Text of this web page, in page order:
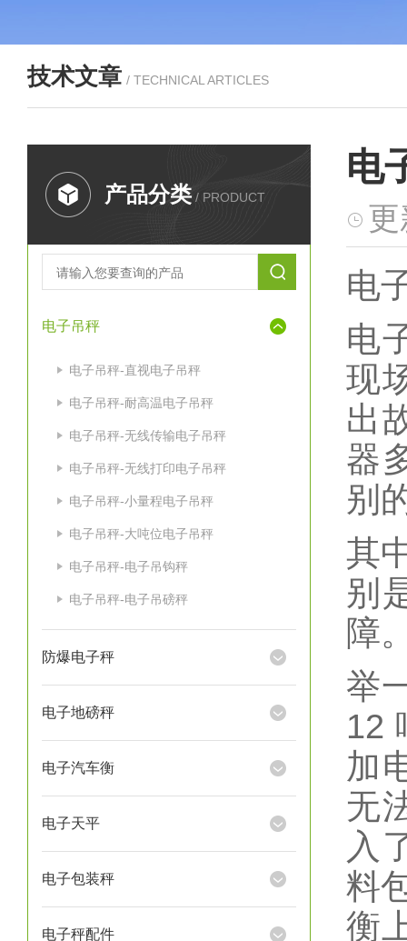
技术文章 / TECHNICAL ARTICLES
产品分类 / PRODUCT
电子吊秤
电子吊秤-直视电子吊秤
电子吊秤-耐高温电子吊秤
电子吊秤-无线传输电子吊秤
电子吊秤-无线打印电子吊秤
电子吊秤-小量程电子吊秤
电子吊秤-大吨位电子吊秤
电子吊秤-电子吊钩秤
电子吊秤-电子吊磅秤
防爆电子秤
电子地磅秤
电子汽车衡
电子天平
电子包装秤
电子秤配件
电
电
电
现
出
器
别
其
别
障
举
12
加
无
入
料
衡